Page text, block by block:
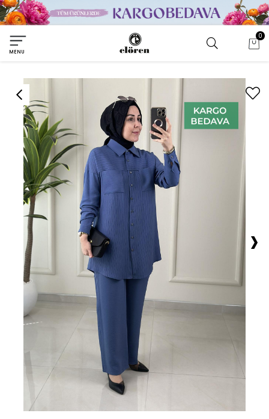
MENU
0
›